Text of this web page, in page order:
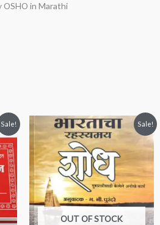
OSHO in Marathi
Sale! Sale!
OUT OF STOCK
Original
price
was:
₹350.00.
Current
price
is:
₹290.00.